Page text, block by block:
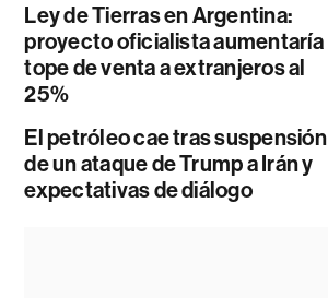
Ley de Tierras en Argentina:
proyecto oficialista aumentaría
tope de venta a extranjeros al
25%
El petróleo cae tras suspensión
de un ataque de Trump a Irán y
expectativas de diálogo